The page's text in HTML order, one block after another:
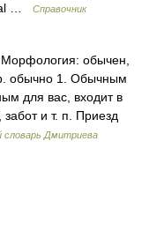
…
Справочник
обычен,
обычно 1. Обычным
для вас, входит в
и т. п. Приезд
словарь Дмитриева